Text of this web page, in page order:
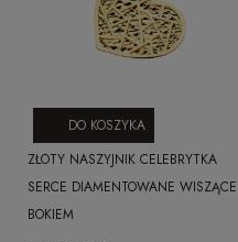
ZŁOTY NASZYJNIK CELEBRYTKA
SERCE DIAMENTOWANE WISZĄCE
BOKIEM
DO KOSZYKA